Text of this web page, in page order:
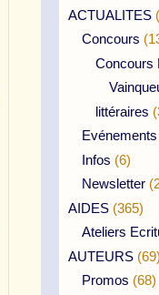
ACTUALITES
Concours
Concours
littéraires
Evénements
Infos (6)
Newsletter
AIDES (365)
Ateliers
AUTEURS (69)
Promos (68)